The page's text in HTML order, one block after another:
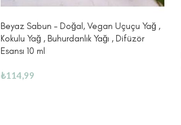
Beyaz Sabun – Doğal, Vegan Uçuçu Yağ ,
Kokulu Yağ , Buhurdanlık Yağı , Difüzör
Esansı 10 ml
₺114,99